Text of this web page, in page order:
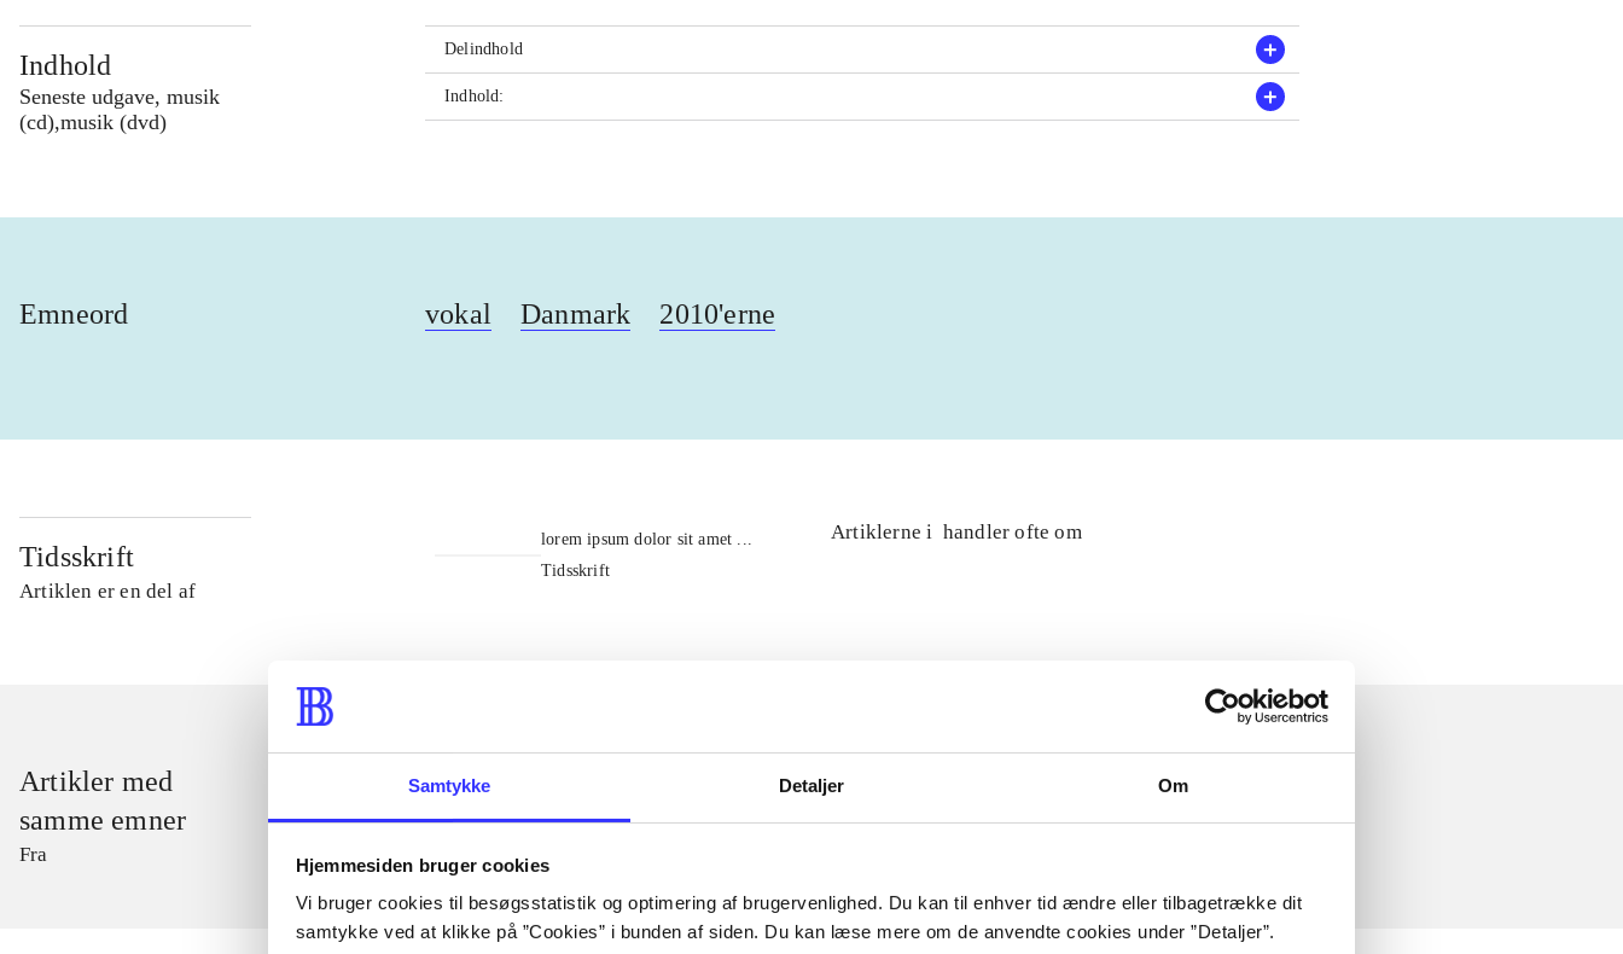
Samtykke Detaljer Om
Hjemmesiden bruger cookies
Vi bruger cookies til besøgsstatistik og optimering af brugervenlighed. Du kan til enhver tid ændre eller tilbagetrække dit
samtykke ved at klikke på ”Cookies” i bunden af siden. Du kan læse mere om de anvendte cookies under ”Detaljer”.
Indhold
Seneste udgave, musik
(cd),musik (dvd)
Delindhold
Indhold:
Emneord vokal Danmark 2010'erne
Tidsskrift
Artiklen er en del af
lorem ipsum dolor sit amet ...
Tidsskrift
Artiklerne i handler ofte om
Artikler med
samme emner
Fra